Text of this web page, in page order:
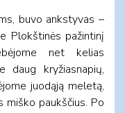
buvo ankstyvas –
Plokštinės pažintinį
net kelias
daug kryžiasnapių,
juodąją meletą,
miško paukščius. Po